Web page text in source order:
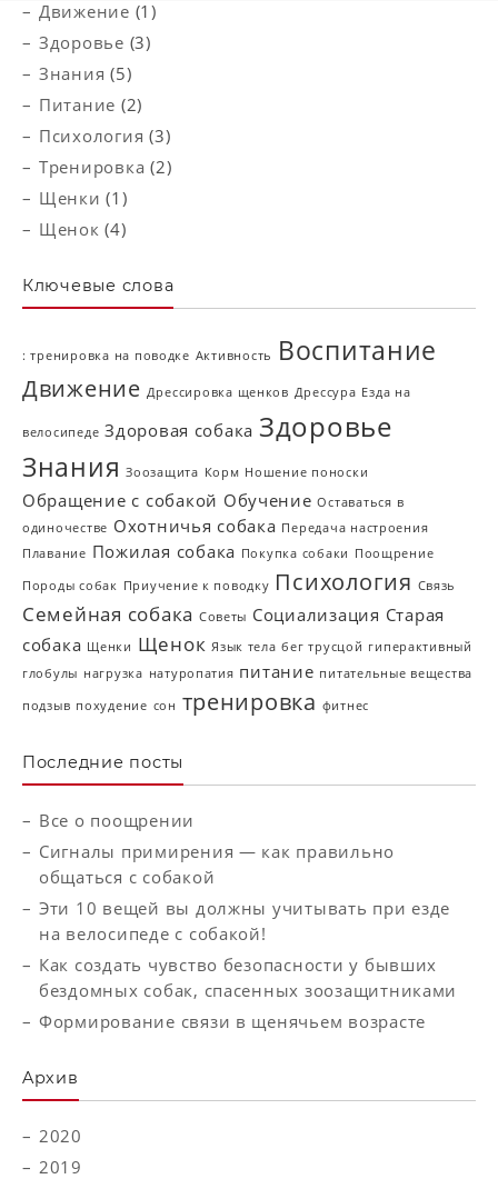
Движение (1)
Здоровье (3)
Знания (5)
Питание (2)
Психология (3)
Тренировка (2)
Щенки (1)
Щенок (4)
Ключевые слова
: тренировка на поводке Активность Воспитание
Движение Дрессировка щенков Дрессура Езда на
велосипеде Здоровая собака Здоровье
Знания Зоозащита Корм Ношение поноски
Обращение с собакой Обучение Оставаться в
одиночестве Охотничья собака Передача настроения
Плавание Пожилая собака Покупка собаки Поощрение
Породы собак Приучение к поводку Психология Связь
Семейная собака Советы Социализация Старая
собака Щенки Щенок Язык тела бег трусцой гиперактивный
глобулы нагрузка натуропатия питание питательные вещества
подзыв похудение сон тренировка фитнес
Последние посты
Все о поощрении
Сигналы примирения — как правильно
общаться с собакой
Эти 10 вещей вы должны учитывать при езде
на велосипеде с собакой!
Как создать чувство безопасности у бывших
бездомных собак, спасенных зоозащитниками
Формирование связи в щенячьем возрасте
Aрхив
2020
2019